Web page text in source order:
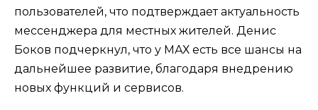
пользователей, что подтверждает актуальность
мессенджера для местных жителей. Денис
Боков подчеркнул, что у МАХ есть все шансы на
дальнейшее развитие, благодаря внедрению
новых функций и сервисов.